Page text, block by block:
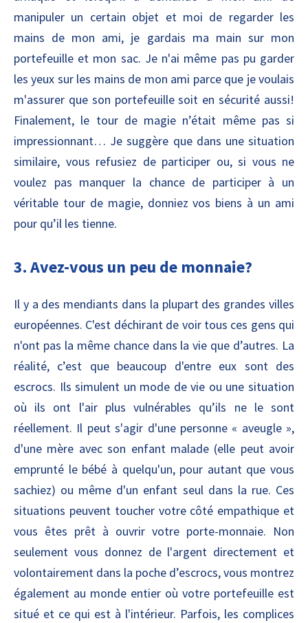
manipuler un certain objet et moi de regarder les
mains de mon ami, je gardais ma main sur mon
portefeuille et mon sac. Je n'ai même pas pu garder
les yeux sur les mains de mon ami parce que je voulais
m'assurer que son portefeuille soit en sécurité aussi!
Finalement, le tour de magie n’était même pas si
impressionnant… Je suggère que dans une situation
similaire, vous refusiez de participer ou, si vous ne
voulez pas manquer la chance de participer à un
véritable tour de magie, donniez vos biens à un ami
pour qu’il les tienne.
3. Avez-vous un peu de monnaie?
Il y a des mendiants dans la plupart des grandes villes
européennes. C'est déchirant de voir tous ces gens qui
n'ont pas la même chance dans la vie que d’autres. La
réalité, c’est que beaucoup d'entre eux sont des
escrocs. Ils simulent un mode de vie ou une situation
où ils ont l'air plus vulnérables qu’ils ne le sont
réellement. Il peut s'agir d'une personne « aveugle »,
d'une mère avec son enfant malade (elle peut avoir
emprunté le bébé à quelqu'un, pour autant que vous
sachiez) ou même d'un enfant seul dans la rue. Ces
situations peuvent toucher votre côté empathique et
vous êtes prêt à ouvrir votre porte-monnaie. Non
seulement vous donnez de l'argent directement et
volontairement dans la poche d’escrocs, vous montrez
également au monde entier où votre portefeuille est
situé et ce qui est à l'intérieur. Parfois, les complices